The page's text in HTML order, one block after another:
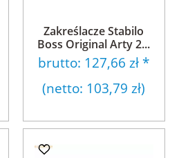
Zakreślacze Stabilo
Boss Original Arty 2...
brutto: 127,66 zł *
(netto: 103,79 zł)